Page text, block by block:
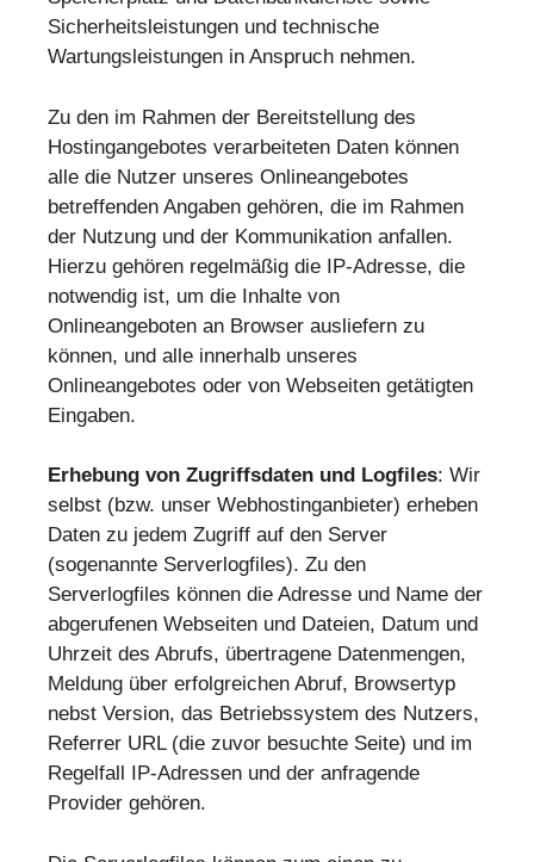
Sicherheitsleistungen und technische
Wartungsleistungen in Anspruch nehmen.
Zu den im Rahmen der Bereitstellung des
Hostingangebotes verarbeiteten Daten können
alle die Nutzer unseres Onlineangebotes
betreffenden Angaben gehören, die im Rahmen
der Nutzung und der Kommunikation anfallen.
Hierzu gehören regelmäßig die IP-Adresse, die
notwendig ist, um die Inhalte von
Onlineangeboten an Browser ausliefern zu
können, und alle innerhalb unseres
Onlineangebotes oder von Webseiten getätigten
Eingaben.
Erhebung von Zugriffsdaten und Logfiles: Wir
selbst (bzw. unser Webhostinganbieter) erheben
Daten zu jedem Zugriff auf den Server
(sogenannte Serverlogfiles). Zu den
Serverlogfiles können die Adresse und Name der
abgerufenen Webseiten und Dateien, Datum und
Uhrzeit des Abrufs, übertragene Datenmengen,
Meldung über erfolgreichen Abruf, Browsertyp
nebst Version, das Betriebssystem des Nutzers,
Referrer URL (die zuvor besuchte Seite) und im
Regelfall IP-Adressen und der anfragende
Provider gehören.